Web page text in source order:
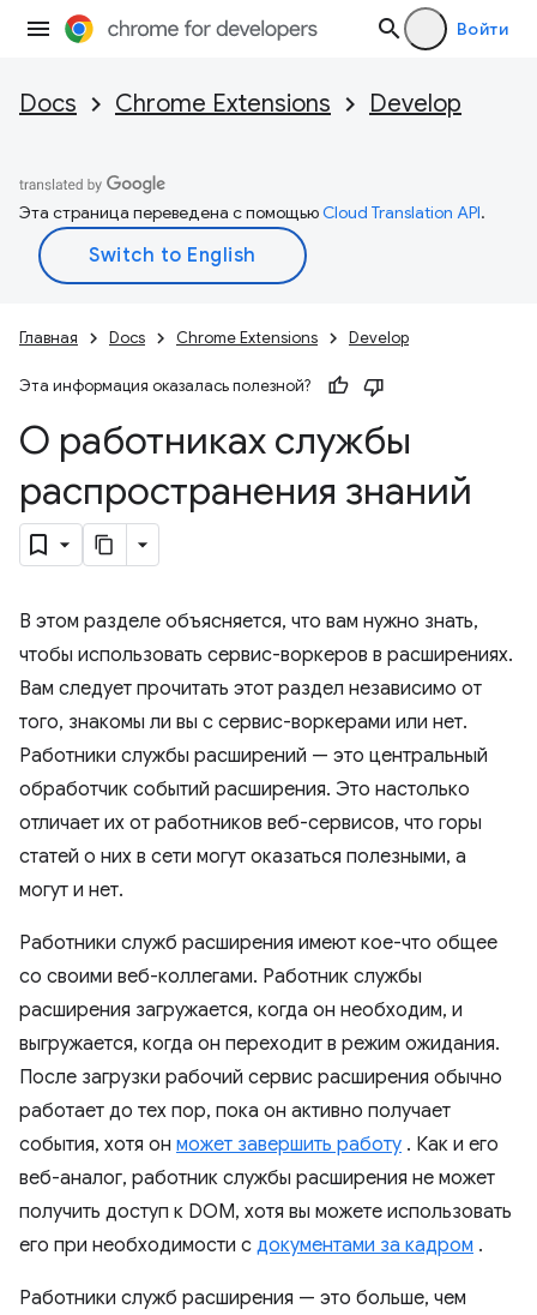
Войти
Docs Chrome Extensions Develop
Эта страница переведена с помощьюCloud Translation API.
Главная Docs Chrome Extensions Develop
Эта информация оказалась полезной?
О работниках службы
распространения знаний
В этом разделе объясняется, что вам нужно знать,
чтобы использовать сервис-воркеров в расширениях.
Вам следует прочитать этот раздел независимо от
того, знакомы ли вы с сервис-воркерами или нет.
Работники службы расширений — это центральный
обработчик событий расширения. Это настолько
отличает их от работников веб-сервисов, что горы
статей о них в сети могут оказаться полезными, а
могут и нет.
Работники служб расширения имеют кое-что общее
со своими веб-коллегами. Работник службы
расширения загружается, когда он необходим, и
выгружается, когда он переходит в режим ожидания.
После загрузки рабочий сервис расширения обычно
работает до тех пор, пока он активно получает
события, хотя он может завершить работу . Как и его
веб-аналог, работник службы расширения не может
получить доступ к DOM, хотя вы можете использовать
его при необходимости с документами за кадром .
Работники служб расширения — это больше, чем